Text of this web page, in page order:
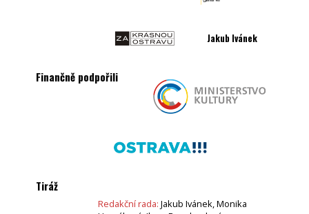
Jakub Ivánek
Finančně podpořili
Tiráž
Redakční rada: Jakub Ivánek, Monika